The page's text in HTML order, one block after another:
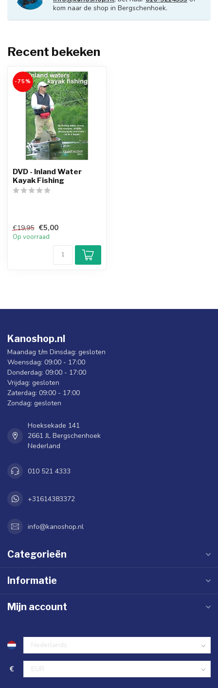
kom naar de shop in Bergschenhoek.
Recent bekeken
-75%
DVD - Inland Water
Kayak Fishing
€19,95 €5,00
Op voorraad
Kanoshop.nl
Maandag t/m Dinsdag: gesloten
Woensdag: 09:00 - 17:00
Donderdag: 09:00 - 17:00
Vrijdag: gesloten
Zaterdag: 09:00 - 17:00
Zondag: gesloten
Hoeksekade 141
2661 JL Bergschenhoek
Nederland
010 521 4333
+31614383372
info@kanoshop.nl
Categorieën
Informatie
Mijn account
€